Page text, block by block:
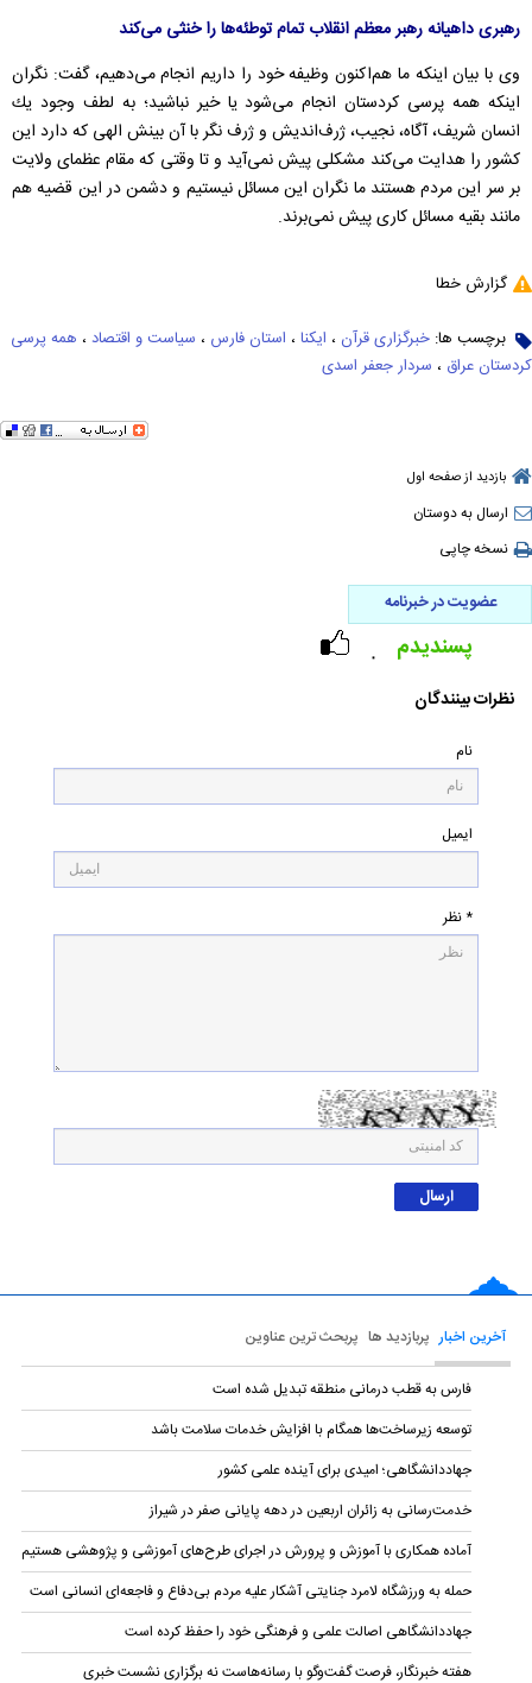
رهبری داهیانه رهبر معظم انقلاب تمام توطئه‌ها را خنثی می‌كند
وی با بیان اینكه ما هم‌اكنون وظیفه خود را داریم انجام می‌دهیم، گفت: نگران
اینكه همه پرسی كردستان انجام می‌شود یا خیر نباشید؛ به لطف وجود یك
انسان شریف، آگاه، نجیب، ژرف‌اندیش و ژرف نگر با آن بینش الهی كه دارد این
كشور را هدایت می‌كند مشكلی پیش نمی‌آید و تا وقتی كه مقام عظمای ولایت
بر سر این مردم هستند ما نگران این مسائل نیستیم و دشمن در این قضیه هم
مانند بقیه مسائل كاری پیش نمی‌برند.
گزارش خطا
برچسب ها: خبرگزاری قرآن ، ایکنا ، استان فارس ، سیاست و اقتصاد ، همه پرسی
کردستان عراق ، سردار جعفر اسدی
بازدید از صفحه اول
ارسال به دوستان
نسخه چاپی
عضویت در خبرنامه
۰ پسندیدم
نظرات بینندگان
نام
ایمیل
* نظر
آخرین اخبار پربازدید ها پربحث ترین عناوین
فارس به قطب درمانی منطقه تبدیل شده است
توسعه زیرساخت‌ها همگام با افزایش خدمات سلامت باشد
جهاددانشگاهی؛ امیدی برای آینده علمی کشور
خدمت‌رسانی به زائران اربعین در دهه پایانی صفر در شیراز
آماده همکاری با آموزش و پرورش در اجرای طرح‌های آموزشی و پژوهشی هستیم
حمله به ورزشگاه لامرد جنایتی آشکار علیه مردم بی‌دفاع و فاجعه‌ای انسانی است
جهاددانشگاهی اصالت علمی و فرهنگی خود را حفظ کرده است
هفته خبرنگار، فرصت گفت‌وگو با رسانه‌هاست نه برگزاری نشست خبری